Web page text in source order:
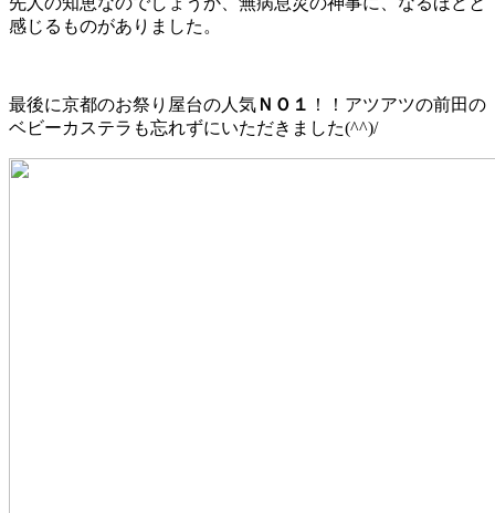
感じるものがありました。
最後に京都のお祭り屋台の人気 ＮＯ１ ！！アツアツの前田の
ベビーカステラも忘れずにいただきました(^^)/